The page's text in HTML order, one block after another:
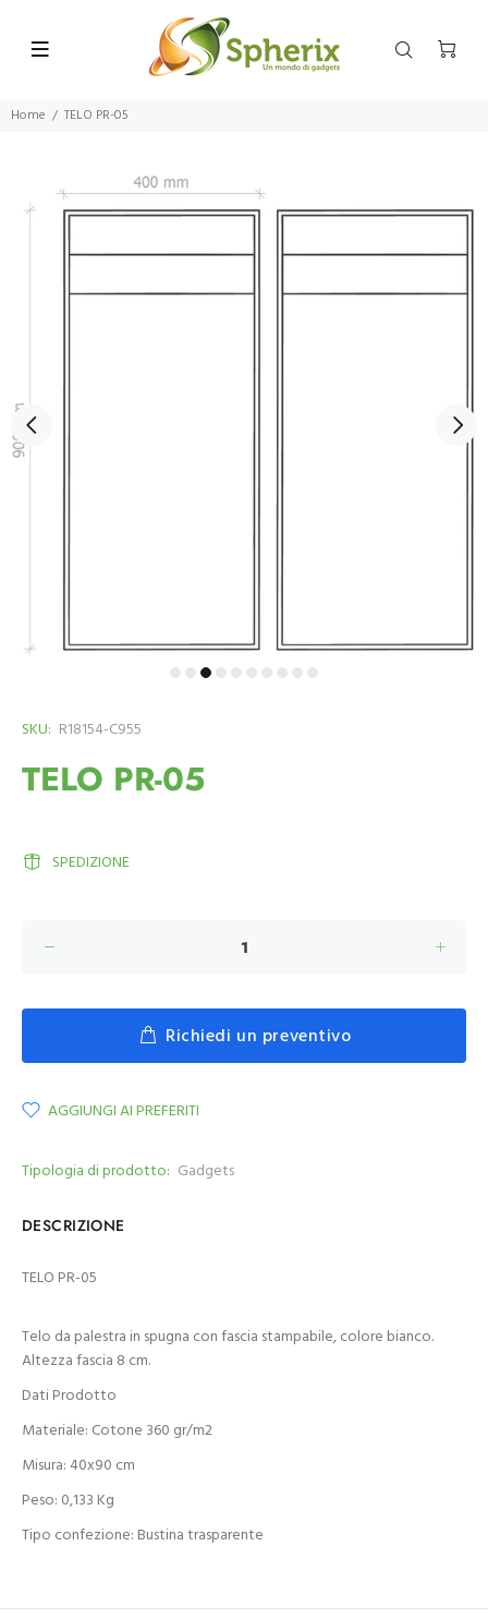
Home TELO PR-05
SKU: R18154-C955
TELO PR-05
SPEDIZIONE
Richiedi un preventivo
AGGIUNGI AI PREFERITI
Tipologia di prodotto: Gadgets
DESCRIZIONE
TELO PR-05
Telo da palestra in spugna con fascia stampabile, colore bianco.
Altezza fascia 8 cm.
Dati Prodotto
Materiale: Cotone 360 gr/m2
Misura: 40x90 cm
Peso: 0,133 Kg
Tipo confezione: Bustina trasparente